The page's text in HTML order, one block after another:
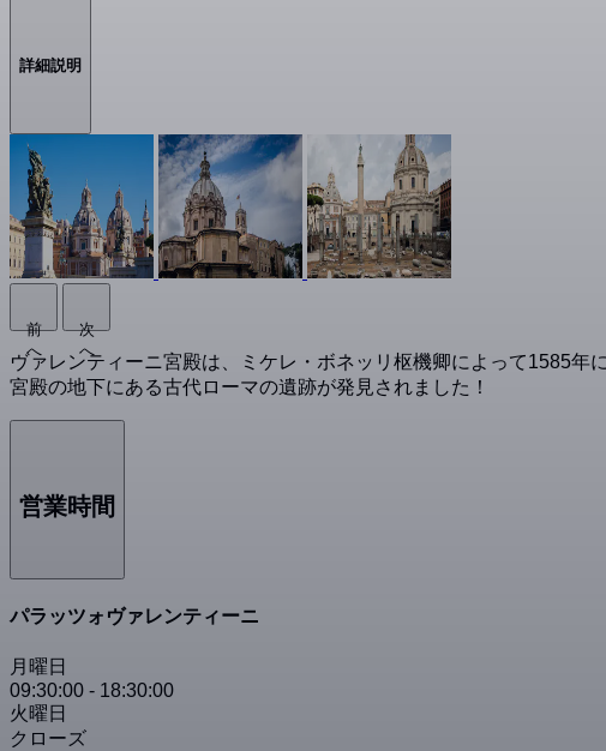
詳細説明
前
へ
次
へ
ヴァレンティーニ宮殿は、ミケレ・ボネッリ枢機卿によって1585年
宮殿の地下にある古代ローマの遺跡が発見されました！
営業時間
パラッツォヴァレンティーニ
月曜日
09:30:00 - 18:30:00
火曜日
クローズ